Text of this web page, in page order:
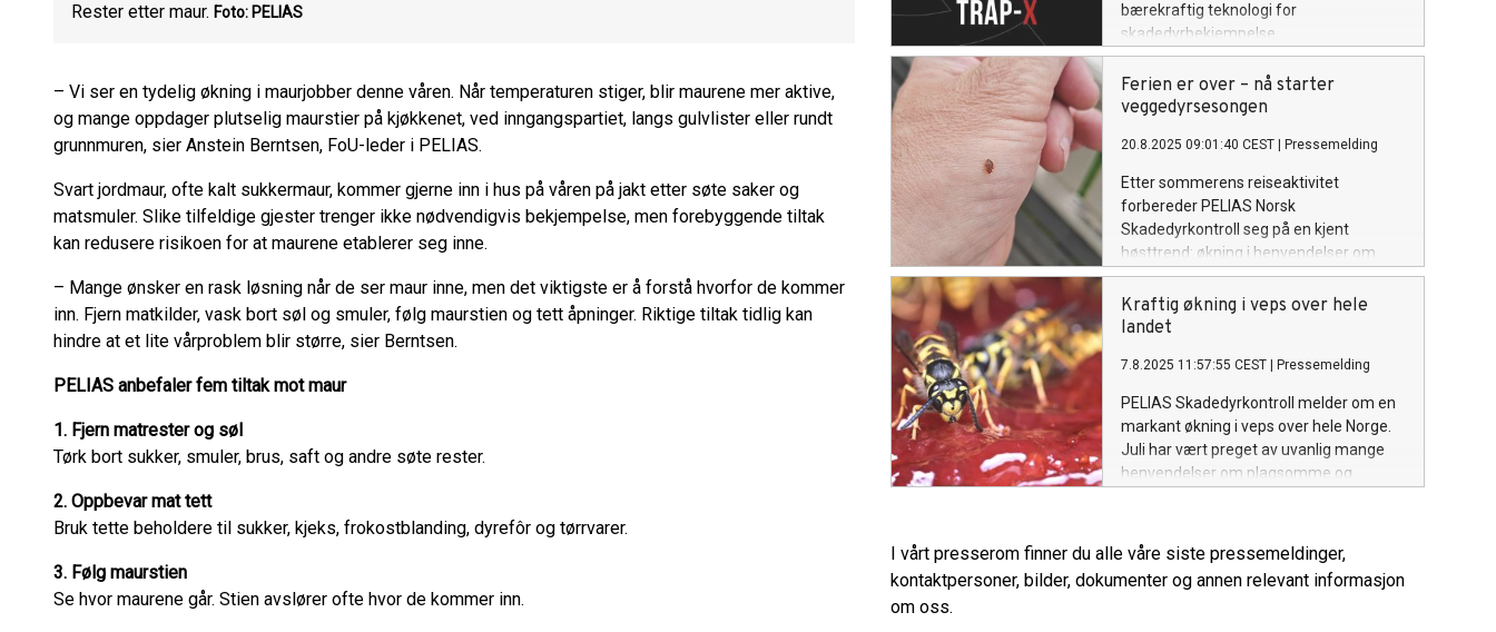
Rester etter maur. Foto: PELIAS
– Vi ser en tydelig økning i maurjobber denne våren. Når temperaturen stiger, blir maurene mer aktive,
og mange oppdager plutselig maurstier på kjøkkenet, ved inngangspartiet, langs gulvlister eller rundt
grunnmuren, sier Anstein Berntsen, FoU-leder i PELIAS.
Svart jordmaur, ofte kalt sukkermaur, kommer gjerne inn i hus på våren på jakt etter søte saker og
matsmuler. Slike tilfeldige gjester trenger ikke nødvendigvis bekjempelse, men forebyggende tiltak
kan redusere risikoen for at maurene etablerer seg inne.
– Mange ønsker en rask løsning når de ser maur inne, men det viktigste er å forstå hvorfor de kommer
inn. Fjern matkilder, vask bort søl og smuler, følg maurstien og tett åpninger. Riktige tiltak tidlig kan
hindre at et lite vårproblem blir større, sier Berntsen.
PELIAS anbefaler fem tiltak mot maur
1. Fjern matrester og søl
Tørk bort sukker, smuler, brus, saft og andre søte rester.
2. Oppbevar mat tett
Bruk tette beholdere til sukker, kjeks, frokostblanding, dyrefôr og tørrvarer.
3. Følg maurstien
Se hvor maurene går. Stien avslører ofte hvor de kommer inn.
bærekraftig teknologi for
skadedyrbekjempelse.
Ferien er over – nå starter
veggedyrsesongen
20.8.2025 09:01:40 CEST Pressemelding
Etter sommerens reiseaktivitet
forbereder PELIAS Norsk
Skadedyrkontroll seg på en kjent
høsttrend: økning i henvendelser om
veggedyr.
Kraftig økning i veps over hele
landet
7.8.2025 11:57:55 CEST Pressemelding
PELIAS Skadedyrkontroll melder om en
markant økning i veps over hele Norge.
Juli har vært preget av uvanlig mange
henvendelser om plagsomme og
I vårt presserom finner du alle våre siste pressemeldinger,
kontaktpersoner, bilder, dokumenter og annen relevant informasjon
om oss.